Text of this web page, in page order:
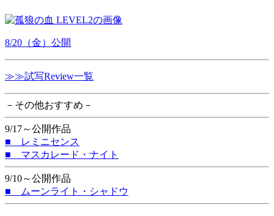
8/20（金）公開
≫≫試写Review一覧
－その他おすすめ－
9/17～公開作品
■ レミニセンス
■ マスカレード・ナイト
9/10～公開作品
■ ムーンライト・シャドウ